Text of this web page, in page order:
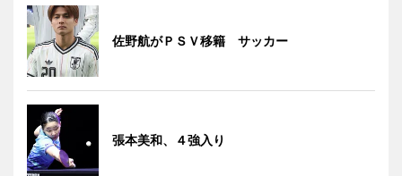
佐野航がＰＳＶ移籍 サッカー
張本美和、４強入り